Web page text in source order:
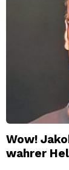
Wow!
wahrer